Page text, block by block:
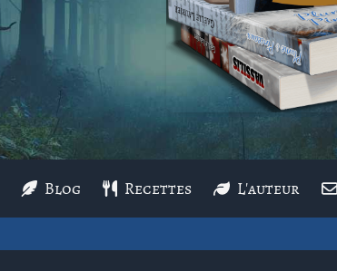
Blog Recettes L'auteur